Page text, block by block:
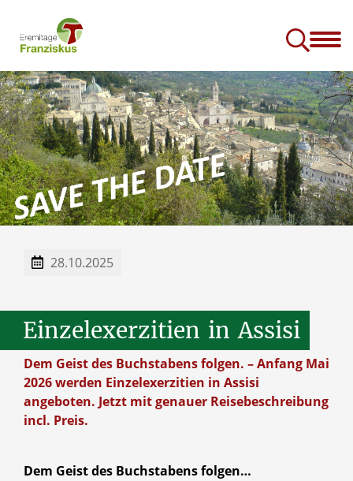
28.10.2025
Einzelexerzitien in Assisi
Dem Geist des Buchstabens folgen. – Anfang Mai
2026 werden Einzelexerzitien in Assisi
angeboten. Jetzt mit genauer Reisebeschreibung
incl. Preis.
Dem Geist des Buchstabens folgen…